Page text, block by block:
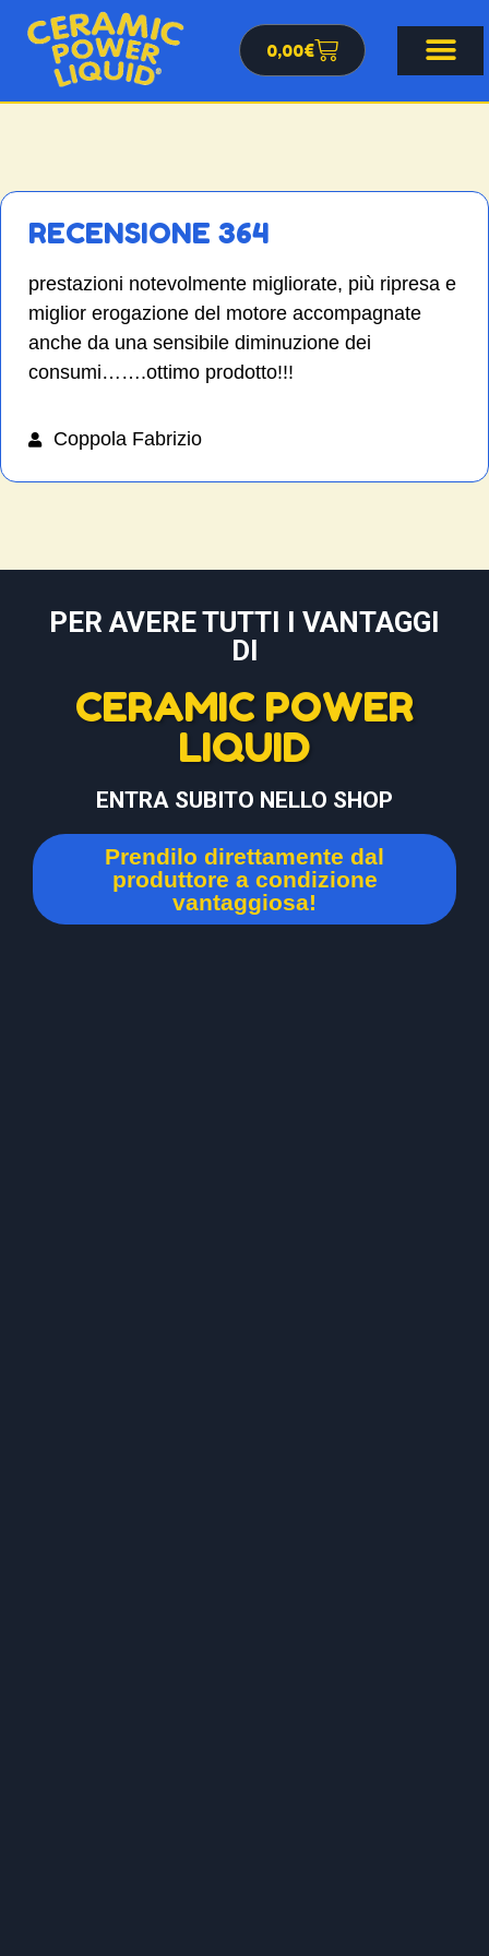
0,00€
RECENSIONE 364
prestazioni notevolmente migliorate, più ripresa e
miglior erogazione del motore accompagnate
anche da una sensibile diminuzione dei
consumi…….ottimo prodotto!!!
Coppola Fabrizio
PER AVERE TUTTI I VANTAGGI
DI
CERAMIC POWER
LIQUID
ENTRA SUBITO NELLO SHOP
Prendilo direttamente dal
produttore a condizione
vantaggiosa!